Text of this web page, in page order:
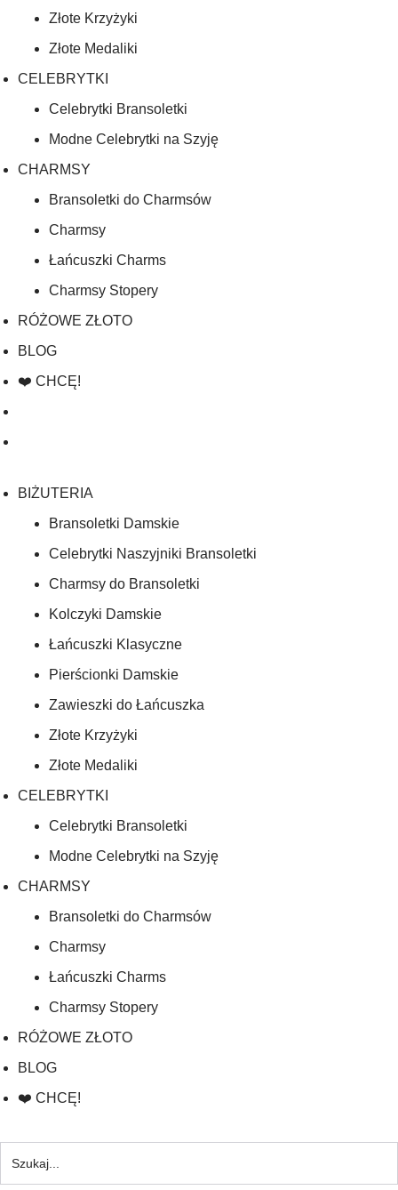
Złote Krzyżyki
Złote Medaliki
CELEBRYTKI
Celebrytki Bransoletki
Modne Celebrytki na Szyję
CHARMSY
Bransoletki do Charmsów
Charmsy
Łańcuszki Charms
Charmsy Stopery
RÓŻOWE ZŁOTO
BLOG
❤️ CHCĘ!
BIŻUTERIA
Bransoletki Damskie
Celebrytki Naszyjniki Bransoletki
Charmsy do Bransoletki
Kolczyki Damskie
Łańcuszki Klasyczne
Pierścionki Damskie
Zawieszki do Łańcuszka
Złote Krzyżyki
Złote Medaliki
CELEBRYTKI
Celebrytki Bransoletki
Modne Celebrytki na Szyję
CHARMSY
Bransoletki do Charmsów
Charmsy
Łańcuszki Charms
Charmsy Stopery
RÓŻOWE ZŁOTO
BLOG
❤️ CHCĘ!